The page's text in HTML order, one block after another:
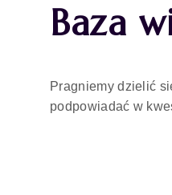
Baza
Pragniemy dzielić
podpowiadać w